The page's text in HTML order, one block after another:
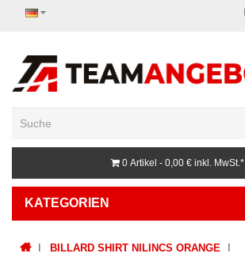
0 Artikel - 0,00 € inkl. MwSt.*
KATEGORIEN
BILLARD SHIRT NILINCS ORANGE